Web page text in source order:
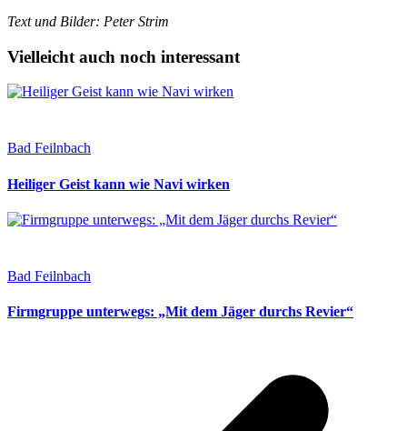
Text und Bilder: Peter Strim
Vielleicht auch noch interessant
Bad Feilnbach
Heiliger Geist kann wie Navi wirken
Bad Feilnbach
Firmgruppe unterwegs: „Mit dem Jäger durchs Revier“